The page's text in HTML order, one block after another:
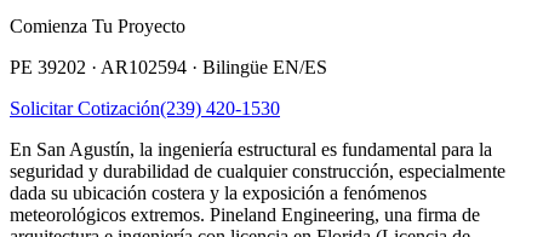
Comienza Tu Proyecto
PE 39202 · AR102594 · Bilingüe EN/ES
Solicitar Cotización(239) 420-1530
En San Agustín, la ingeniería estructural es fundamental para la
seguridad y durabilidad de cualquier construcción, especialmente
dada su ubicación costera y la exposición a fenómenos
meteorológicos extremos. Pineland Engineering, una firma de